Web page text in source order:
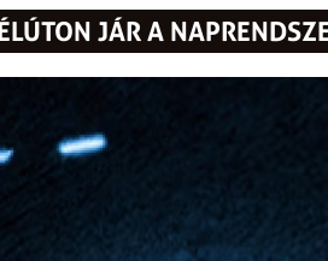
JÁR A